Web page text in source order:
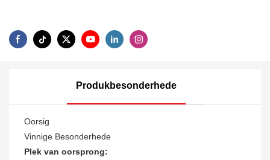
Produkbesonderhede
Oorsig
Vinnige Besonderhede
Plek van oorsprong: